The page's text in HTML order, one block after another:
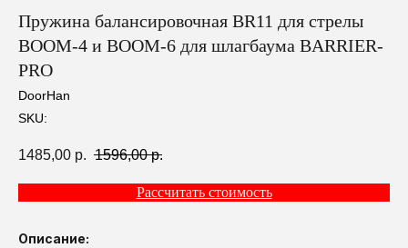
Пружина балансировочная BR11 для стрелы
BOOM-4 и BOOM-6 для шлагбаума BARRIER-
PRO
DoorHan
SKU:
1485,00 р. 1596,00 р.
Рассчитать стоимость
Описание: